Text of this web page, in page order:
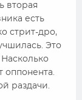
вторая
есть
стрит-дро,
Это
Насколько
оппонента.
раздачи.